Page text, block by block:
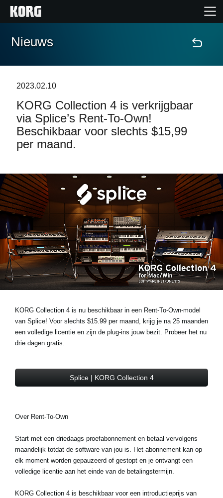
Home
Features
Evenementen
Nieuws
locatie
Social Media
Over KORG
Nieuws
2023.02.10
KORG Collection 4 is verkrijgbaar
via Splice’s Rent-To-Own!
Beschikbaar voor slechts $15,99
per maand.
KORG Collection 4 is nu beschikbaar in een Rent-To-Own-model
van Splice! Voor slechts $15.99 per maand, krijg je na 25 maanden
een volledige licentie en zijn de plug-ins jouw bezit. Probeer het nu
drie dagen gratis.
Splice | KORG Collection 4
Over Rent-To-Own
Start met een driedaags proefabonnement en betaal vervolgens
maandelijk totdat de software van jou is. Het abonnement kan op
elk moment worden gepauzeerd of gestopt en je ontvangt een
volledige licentie aan het einde van de betalingstermijn.
KORG Collection 4 is beschikbaar voor een introductieprijs van